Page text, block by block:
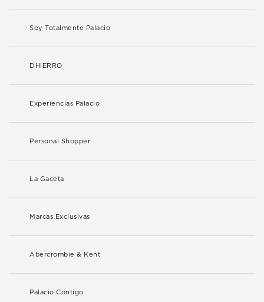
Soy Totalmente Palacio
DHIERRO
Experiencias Palacio
Personal Shopper
La Gaceta
Marcas Exclusivas
Abercrombie & Kent
Palacio Contigo